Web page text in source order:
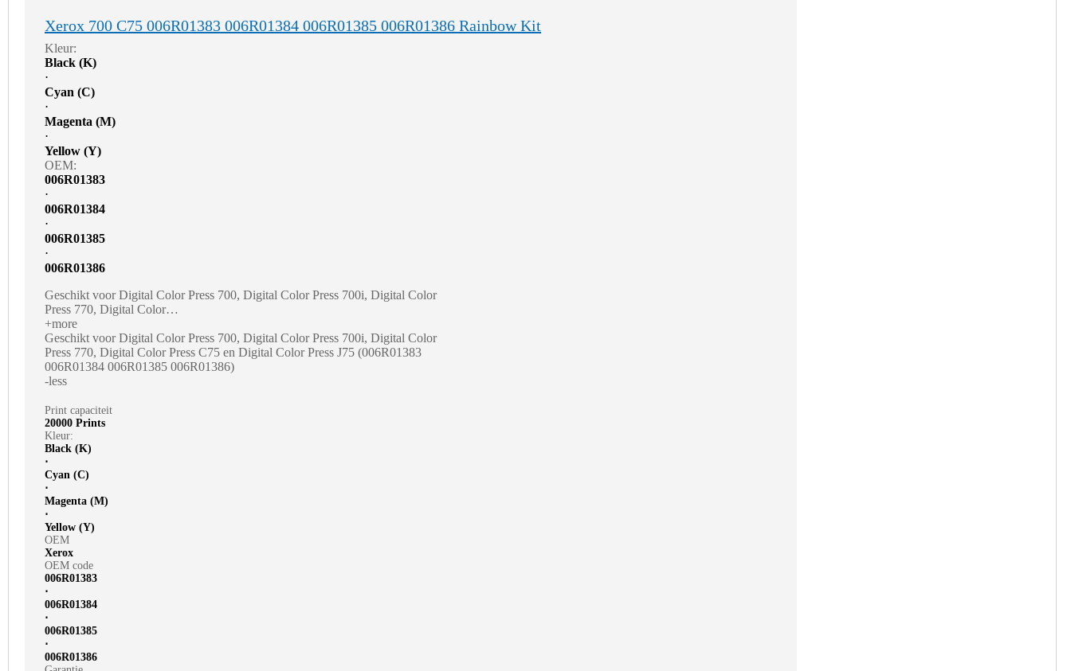
Xerox 700 C75 006R01383 006R01384 006R01385 006R01386 Rainbow Kit
Kleur:
Black (K)
⋅
Cyan (C)
⋅
Magenta (M)
⋅
Yellow (Y)
OEM:
006R01383
⋅
006R01384
⋅
006R01385
⋅
006R01386
Geschikt voor Digital Color Press 700, Digital Color Press 700i, Digital Color
Press 770, Digital Color…
+more
Geschikt voor Digital Color Press 700, Digital Color Press 700i, Digital Color
Press 770, Digital Color Press C75 en Digital Color Press J75 (006R01383
006R01384 006R01385 006R01386)
-less
Print capaciteit
20000 Prints
Kleur:
Black (K)
⋅
Cyan (C)
⋅
Magenta (M)
⋅
Yellow (Y)
OEM
Xerox
OEM code
006R01383
⋅
006R01384
⋅
006R01385
⋅
006R01386